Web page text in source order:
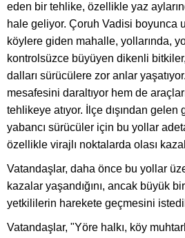
eden bir tehlike, özellikle yaz
hale geliyor. Çoruh Vadisi boyunca
köylere giden mahalle, yollarında,
kontrolsüzce büyüyen dikenli
dalları sürücülere zor anlar
mesafesini daraltıyor hem de
tehlikeye atıyor. İlçe dışından
yabancı sürücüler için bu yollar
özellikle virajlı noktalarda olası
Vatandaşlar, daha önce bu yollar
kazalar yaşandığını, ancak büyük
yetkililerin harekete geçmesini
Vatandaşlar, "Yöre halkı, köy